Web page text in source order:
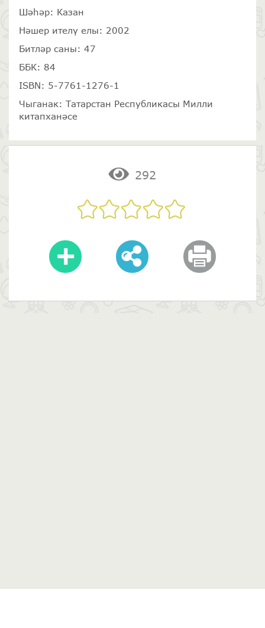
Шәһәр: Казан
Нәшер ителү елы: 2002
Битләр саны: 47
ББК: 84
ISBN: 5-7761-1276-1
Чыганак: Татарстан Республикасы Милли
китапханәсе
292